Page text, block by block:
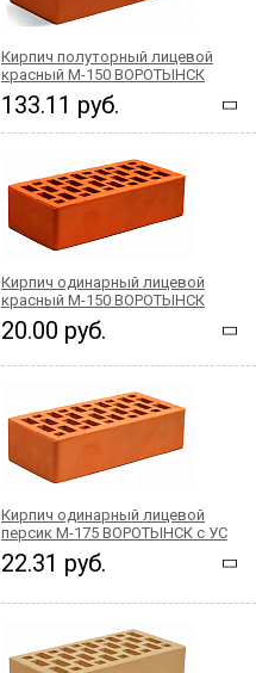
Кирпич полуторный лицевой
красный М-150 ВОРОТЫНСК
133.11 руб.
Кирпич одинарный лицевой
красный М-150 ВОРОТЫНСК
20.00 руб.
Кирпич одинарный лицевой
персик М-175 ВОРОТЫНСК с УС
22.31 руб.